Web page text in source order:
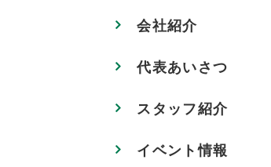
会社紹介
代表あいさつ
スタッフ紹介
イベント情報